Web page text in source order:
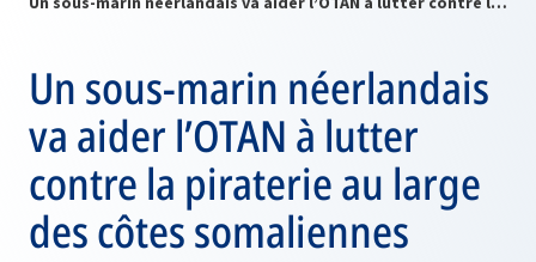
Un sous-marin néerlandais
va aider l’OTAN à lutter
contre la piraterie au large
des côtes somaliennes